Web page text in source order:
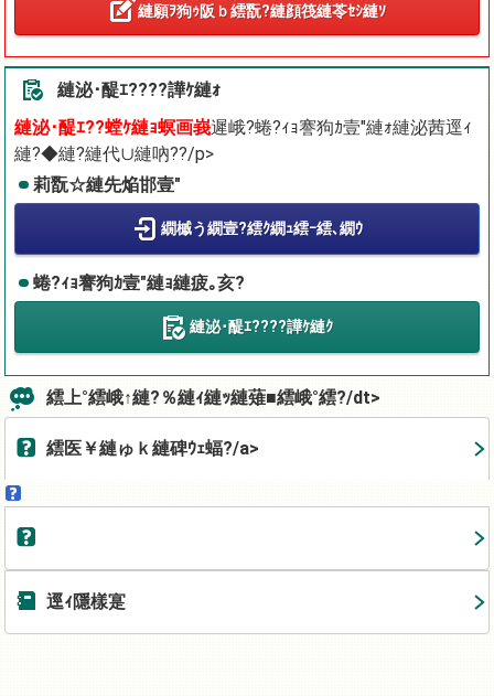
縺願ｦ狗ｩ阪ｂ繧翫?縺顔筏縺苓ｾｼ縺ｿ
縺泌･醍ｴ????譁ｹ縺ｫ
縺泌･醍ｴ??螳ｹ縺ｮ螟画峩遲峨?蜷?ｨｮ謇狗ｶ壹″縺ｫ縺泌茜逕ｨ
縺?◆縺?縺代∪縺吶??/p>
莉翫☆縺先焔邯壹″
繝槭う繝壹?繧ｸ繝ｭ繧ｰ繧､繝ｳ
蜷?ｨｮ謇狗ｶ壹″縺ｮ縺疲｡亥?
縺泌･醍ｴ????譁ｹ縺ｸ
繧上°繧峨↑縺?％縺ｨ縺ｯ縺薙■繧峨°繧?/dt>
繧医￥縺ゅｋ縺碑ｳｪ蝠?/a>
逕ｨ隱樣寔